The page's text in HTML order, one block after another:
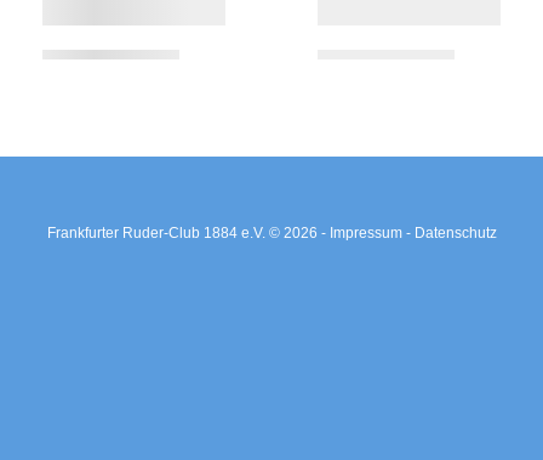
Frankfurter Ruder-Club 1884 e.V. © 2026 - Impressum - Datenschutz